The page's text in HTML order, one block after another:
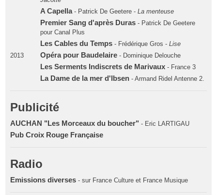
A Capella- Patrick De Geetere - La menteuse
Premier Sang d'après Duras- Patrick De Geetere
pour Canal Plus
Les Cables du Temps - Frédérique Gros - Lise
2013
Opéra pour Baudelaire- Dominique Delouche
Les Serments Indiscrets de Marivaux - France 3
La Dame de la mer d'Ibsen- Armand Ridel Antenne 2.
Publicité
AUCHAN "Les Morceaux du boucher" - Eric LARTIGAU
Pub Croix Rouge Française
Radio
Emissions diverses- sur France Culture et France Musique